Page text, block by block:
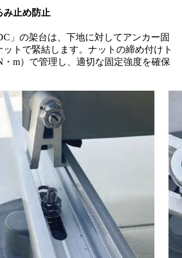
止め防止
」の架台は、下地に対してアンカー固
ットで緊結します。ナットの締め付けト
・m）で管理し、適切な固定強度を確保